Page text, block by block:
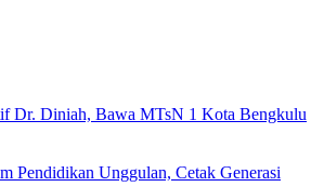
Dr. Diniah, Bawa MTsN 1 Kota Bengkulu
Pendidikan Unggulan, Cetak Generasi